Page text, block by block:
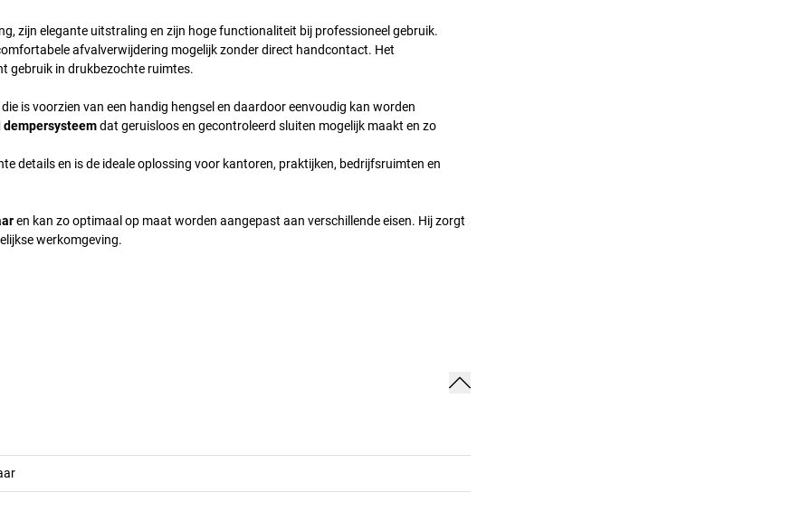
zijn elegante uitstraling en zijn hoge functionaliteit bij professioneel gebruik.
afvalverwijdering mogelijk zonder direct handcontact. Het
gebruik in drukbezochte ruimtes.
is voorzien van een handig hengsel en daardoor eenvoudig kan worden
dat geruisloos en gecontroleerd sluiten mogelijk maakt en zo
details en is de ideale oplossing voor kantoren, praktijken, bedrijfsruimten en
en kan zo optimaal op maat worden aangepast aan verschillende eisen. Hij zorgt
werkomgeving.